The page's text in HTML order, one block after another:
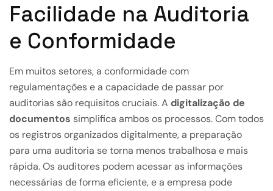
Facilidade na Auditoria
e Conformidade
Em muitos setores, a conformidade com
regulamentações e a capacidade de passar por
auditorias são requisitos cruciais. A digitalização de
documentos simplifica ambos os processos. Com todos
os registros organizados digitalmente, a preparação
para uma auditoria se torna menos trabalhosa e mais
rápida. Os auditores podem acessar as informações
necessárias de forma eficiente, e a empresa pode